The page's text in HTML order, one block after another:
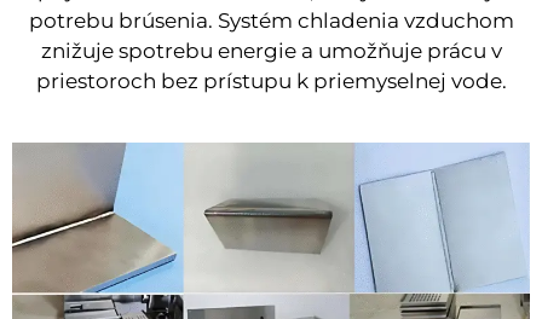
potrebu brúsenia. Systém chladenia vzduchom
znižuje spotrebu energie a umožňuje prácu v
priestoroch bez prístupu k priemyselnej vode.